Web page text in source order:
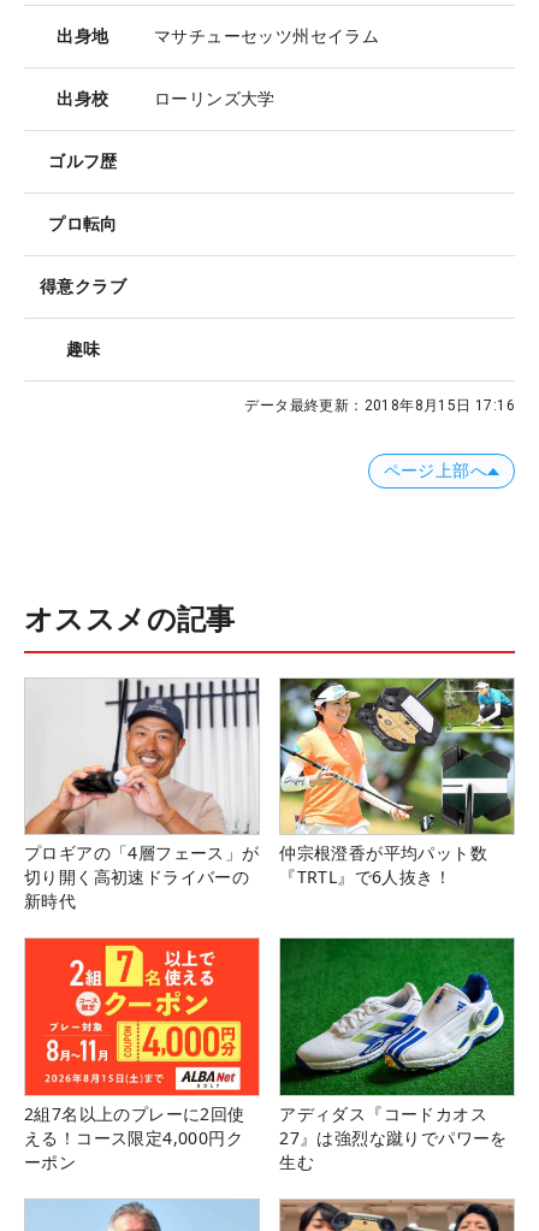
出身地 マサチューセッツ州セイラム
出身校 ローリンズ大学
ゴルフ歴
プロ転向
得意クラブ
趣味
データ最終更新： 2018年8月15日 17:16
ページ上部へ
オススメの記事
プロギアの「4層フェース」が
切り開く高初速ドライバーの
新時代
仲宗根澄香が平均パット数
『TRTL』で6人抜き！
2組7名以上のプレーに2回使
える！コース限定4,000円ク
ーポン
アディダス『コードカオス
27』は強烈な蹴りでパワーを
生む